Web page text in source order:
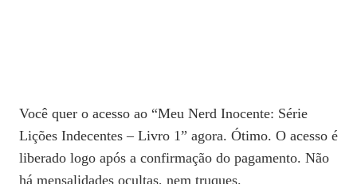
Você quer o acesso ao “Meu Nerd Inocente: Série
Lições Indecentes – Livro 1” agora. Ótimo. O acesso é
liberado logo após a confirmação do pagamento. Não
há mensalidades ocultas, nem truques.